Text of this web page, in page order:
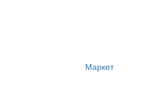
Маркет